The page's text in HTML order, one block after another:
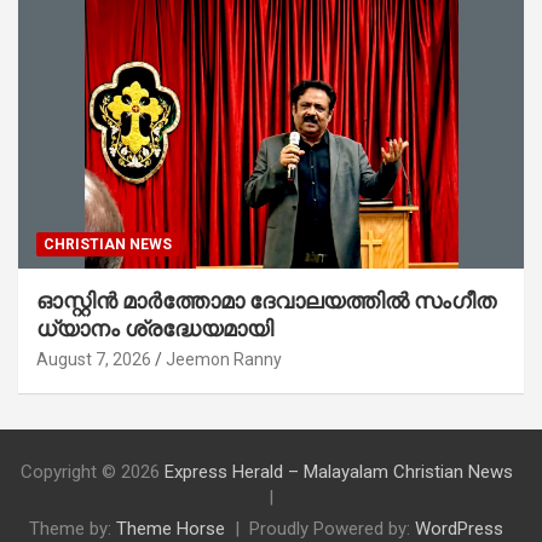
CHRISTIAN NEWS
ഓസ്റ്റിൻ മാർത്തോമാ ദേവാലയത്തിൽ സംഗീത
ധ്യാനം ശ്രദ്ധേയമായി
August 7, 2026 Jeemon Ranny
Copyright © 2026 Express Herald – Malayalam Christian News
Theme by: Theme Horse Proudly Powered by: WordPress